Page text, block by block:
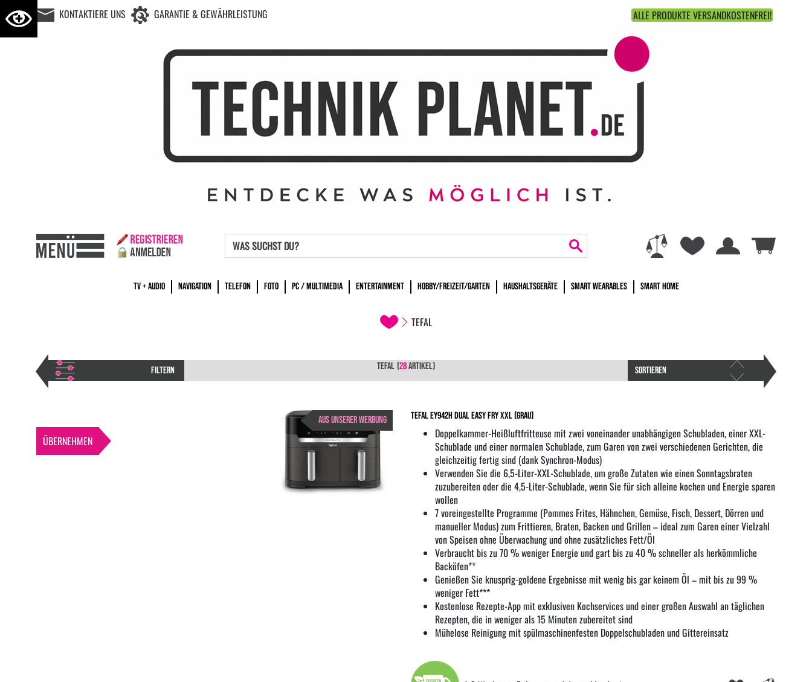
KONTAKTIERE UNS GARANTIE & GEWÄHRLEISTUNG ALLE PRODUKTE VERSANDKOSTENFREI!
TV + AUDIO NAVIGATION TELEFON FOTO PC / MULTIMEDIA ENTERTAINMENT HOBBY/FREIZEIT/GARTEN HAUSHALTSGERÄTE SMART WEARABLES SMART HOME
TEFAL
FILTERN TEFAL (28ARTIKEL) SORTIEREN
ÜBERNEHMEN
AUS UNSERER WERBUNG Tefal EY942H Dual Easy Fry XXL (Grau)
Doppelkammer-Heißluftfritteuse mit zwei voneinander unabhängigen Schubladen, einer XXL-
Schublade und einer normalen Schublade, zum Garen von zwei verschiedenen Gerichten, die
gleichzeitig fertig sind (dank Synchron-Modus)
Verwenden Sie die 6,5-Liter-XXL-Schublade, um große Zutaten wie einen Sonntagsbraten
zuzubereiten oder die 4,5-Liter-Schublade, wenn Sie für sich alleine kochen und Energie sparen
wollen
7 voreingestellte Programme (Pommes Frites, Hähnchen, Gemüse, Fisch, Dessert, Dörren und
manueller Modus) zum Frittieren, Braten, Backen und Grillen – ideal zum Garen einer Vielzahl
von Speisen ohne Überwachung und ohne zusätzliches Fett/Öl
Verbraucht bis zu 70 % weniger Energie und gart bis zu 40 % schneller als herkömmliche
Backöfen**
Genießen Sie knusprig-goldene Ergebnisse mit wenig bis gar keinem Öl – mit bis zu 99 %
weniger Fett***
Kostenlose Rezepte-App mit exklusiven Kochservices und einer großen Auswahl an täglichen
Rezepten, die in weniger als 15 Minuten zubereitet sind
Mühelose Reinigung mit spülmaschinenfesten Doppelschubladen und Gittereinsatz